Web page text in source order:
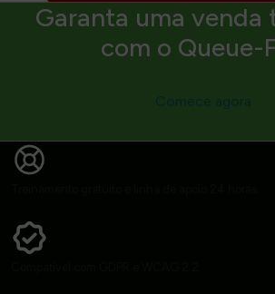
Garanta uma venda
com o Queue-